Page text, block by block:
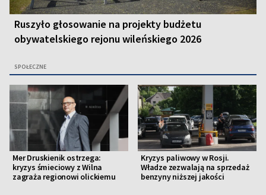
Ruszyło głosowanie na projekty budżetu
obywatelskiego rejonu wileńskiego 2026
SPOŁECZNE
Mer Druskienik ostrzega:
kryzys śmieciowy z Wilna
zagraża regionowi olickiemu
Kryzys paliwowy w Rosji.
Władze zezwalają na sprzedaż
benzyny niższej jakości